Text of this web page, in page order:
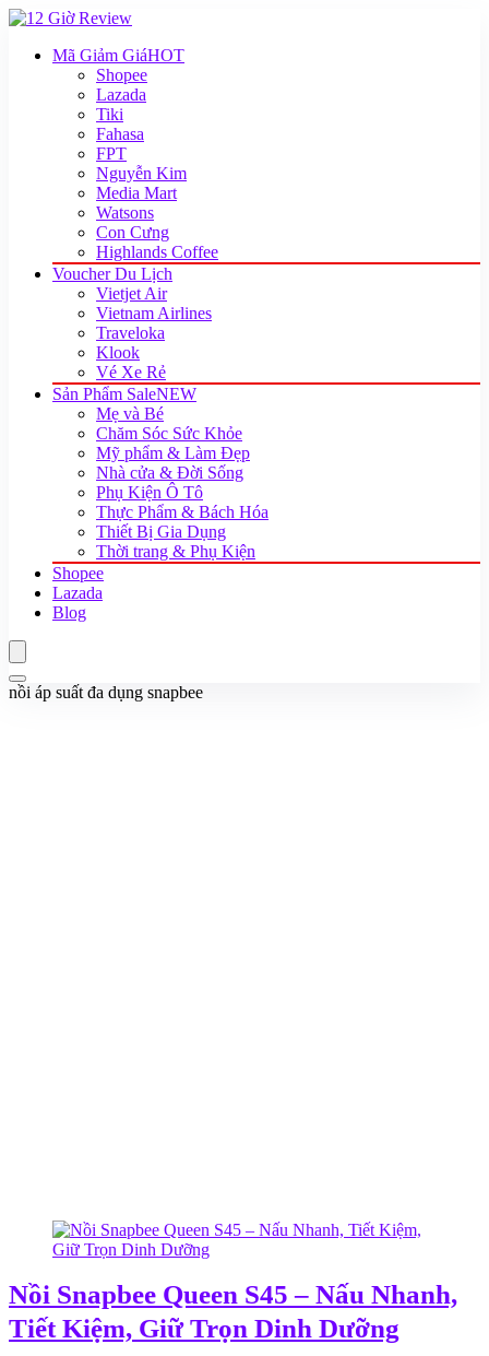
Mã Giảm GiáHOT
Shopee
Lazada
Tiki
Fahasa
FPT
Nguyễn Kim
Media Mart
Watsons
Con Cưng
Highlands Coffee
Voucher Du Lịch
Vietjet Air
Vietnam Airlines
Traveloka
Klook
Vé Xe Rẻ
Sản Phẩm SaleNEW
Mẹ và Bé
Chăm Sóc Sức Khỏe
Mỹ phẩm & Làm Đẹp
Nhà cửa & Đời Sống
Phụ Kiện Ô Tô
Thực Phẩm & Bách Hóa
Thiết Bị Gia Dụng
Thời trang & Phụ Kiện
Shopee
Lazada
Blog
nồi áp suất đa dụng snapbee
Nồi Snapbee Queen S45 – Nấu Nhanh,
Tiết Kiệm, Giữ Trọn Dinh Dưỡng